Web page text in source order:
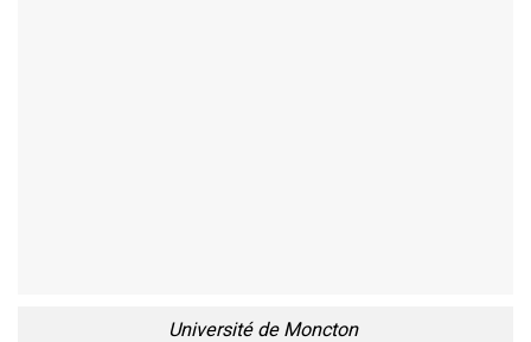
Université de Moncton